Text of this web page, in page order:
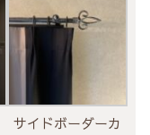
サイドボーダーカ